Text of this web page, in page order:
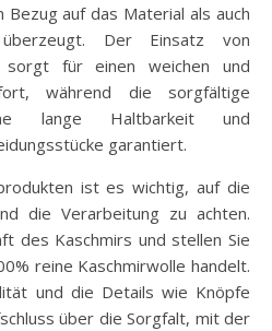
auf das Material als auch
Der Einsatz von
sorgt für einen weichen und
während die sorgfältige
lange Haltbarkeit und
garantiert.
ist es wichtig, auf die
die Verarbeitung zu achten.
des Kaschmirs und stellen Sie
reine Kaschmirwolle handelt.
und die Details wie Knöpfe
über die Sorgfalt, mit der